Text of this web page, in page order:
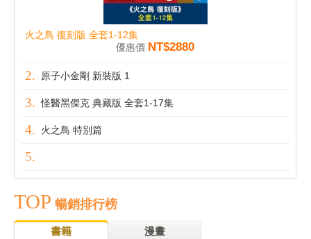
火之鳥 復刻版 全套1-12集
優惠價 NT$2880
原子小金剛 新裝版 1
怪醫黑傑克 典藏版 全套1-17集
火之鳥 特別篇
TOP 暢銷排行榜
書籍 漫畫